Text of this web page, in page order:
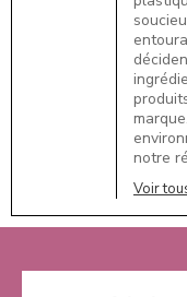
notre
Voir